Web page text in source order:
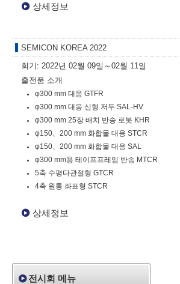
상세정보
SEMICON KOREA 2022
회기: 2022년 02월 09일～02월 11일
출전품 소개
φ300 mm 대응 GTFR
φ300 mm 대응 신형 저두 SAL-HV
φ300 mm 25장 배치 반송 로봇 KHR
φ150、200 mm 화합물 대응 STCR
φ150、200 mm 화합물 대응 SAL
φ300 mm용 테이프프레임 반송 MTCR
5축 수평다관절형 GTCR
4축 원통 좌표형 STCR
상세정보
전시회 메뉴